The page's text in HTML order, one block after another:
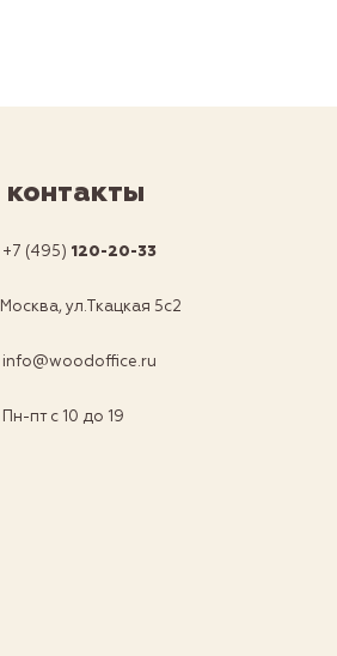
контакты
+7 (495) 120-20-33
Москва, ул.Ткацкая 5с2
info@woodoffice.ru
Пн-пт с 10 до 19